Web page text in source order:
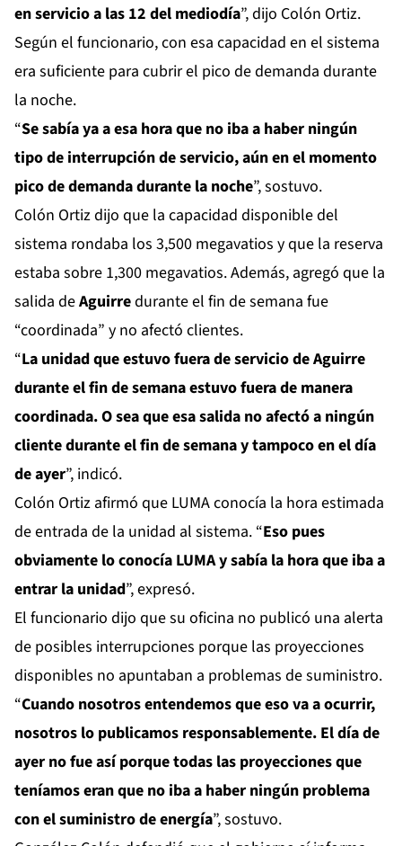
en servicio a las 12 del mediodía”, dijo Colón Ortiz.
Según el funcionario, con esa capacidad en el sistema
era suficiente para cubrir el pico de demanda durante
la noche.
“Se sabía ya a esa hora que no iba a haber ningún
tipo de interrupción de servicio, aún en el momento
pico de demanda durante la noche”, sostuvo.
Colón Ortiz dijo que la capacidad disponible del
sistema rondaba los 3,500 megavatios y que la reserva
estaba sobre 1,300 megavatios. Además, agregó que la
salida deAguirredurante el fin de semana fue
“coordinada” y no afectó clientes.
“La unidad que estuvo fuera de servicio de Aguirre
durante el fin de semana estuvo fuera de manera
coordinada. O sea que esa salida no afectó a ningún
cliente durante el fin de semana y tampoco en el día
de ayer”, indicó.
Colón Ortiz afirmó que LUMA conocía la hora estimada
de entrada de la unidad al sistema. “Eso pues
obviamente lo conocía LUMA y sabía la hora que iba a
entrar la unidad”, expresó.
El funcionario dijo que su oficina no publicó una alerta
de posibles interrupciones porque las proyecciones
disponibles no apuntaban a problemas de suministro.
“Cuando nosotros entendemos que eso va a ocurrir,
nosotros lo publicamos responsablemente. El día de
ayer no fue así porque todas las proyecciones que
teníamos eran que no iba a haber ningún problema
con el suministro de energía”, sostuvo.